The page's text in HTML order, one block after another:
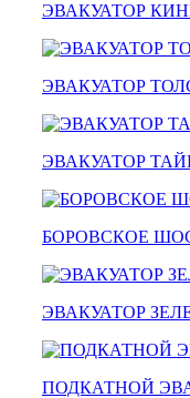
эвакуатор
эвакуатор
эвакуатор
эвакуатор
эвакуатор
эвакуатор
зарайск
лесной
выхино
ЭВАКУАТОР
ЭВАКУАТОР
ЭВАКУАТОР
БОРОВСКОЕ
ЭВАКУАТОР
ПОДКАТНОЙ